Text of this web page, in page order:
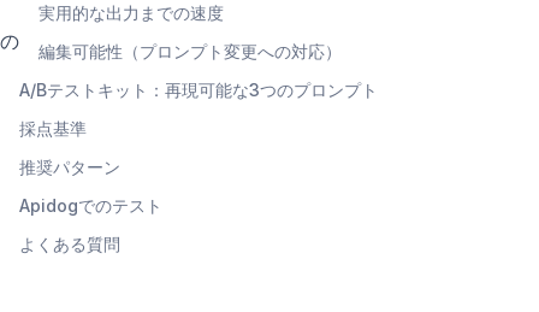
実用的な出力までの速度
編集可能性（プロンプト変更への対応）
A/Bテストキット：再現可能な3つのプロンプト
採点基準
推奨パターン
Apidogでのテスト
よくある質問